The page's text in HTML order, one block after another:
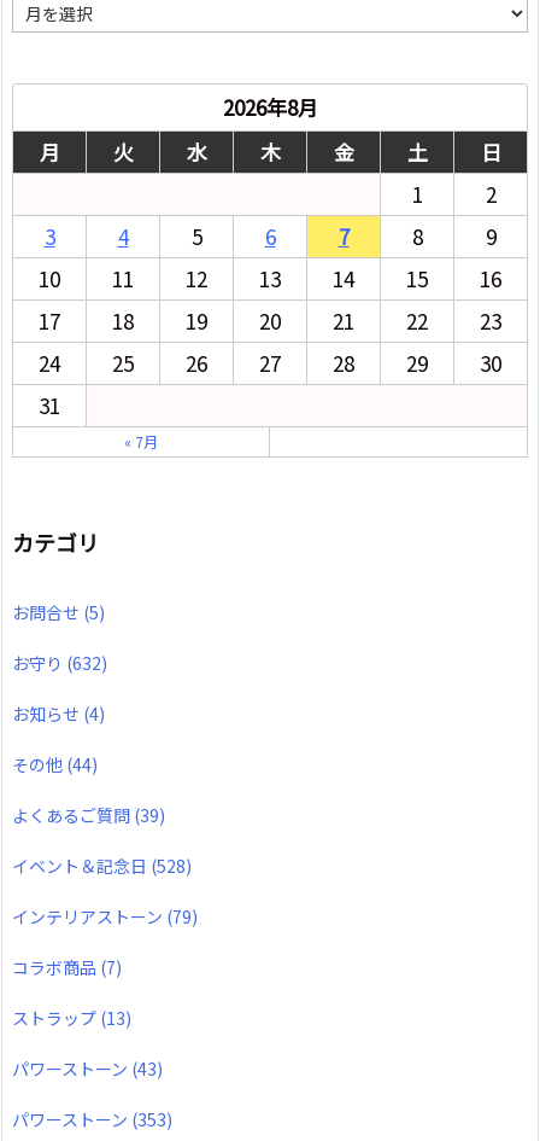
別
2026年8月
月
火 水 木 金 土
日
1
2
3
4 5 6 7 8
9
10
11 12 13 14 15
16
17
18 19 20 21 22
23
24
25 26 27 28 29
30
31
« 7月
カテゴリ
お問合せ (5)
お守り (632)
お知らせ (4)
その他 (44)
よくあるご質問 (39)
イベント＆記念日 (528)
インテリアストーン (79)
コラボ商品 (7)
ストラップ (13)
パワーストーン (43)
パワーストーン (353)